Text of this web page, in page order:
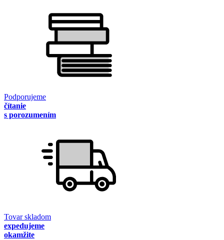
Podporujeme
čítanie
s porozumením
Tovar skladom
expedujeme
okamžite